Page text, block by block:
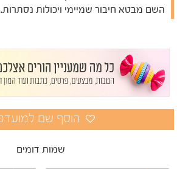
השם מבטא חיבור שמיימי ויכולות נסתרות.
שמות דומים